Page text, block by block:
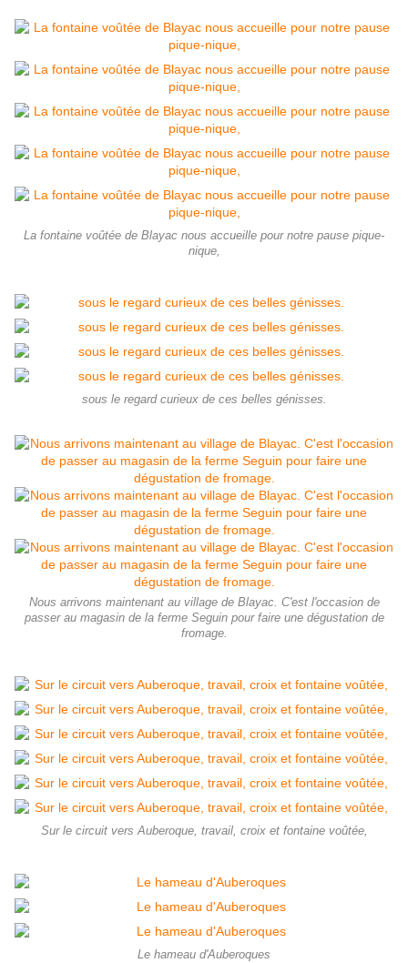
La fontaine voûtée de Blayac nous accueille pour notre pause pique-
nique,
sous le regard curieux de ces belles génisses.
Nous arrivons maintenant au village de Blayac. C'est l'occasion de
passer au magasin de la ferme Seguin pour faire une dégustation de
fromage.
Sur le circuit vers Auberoque, travail, croix et fontaine voûtée,
Le hameau d'Auberoques